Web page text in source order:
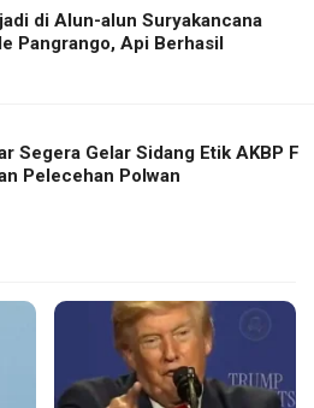
di Alun-alun Suryakancana
Pangrango, Api Berhasil
Segera Gelar Sidang Etik AKBP F
Pelecehan Polwan